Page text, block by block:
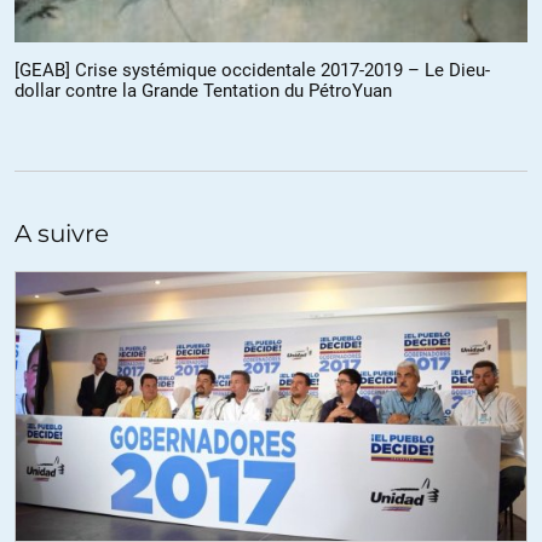
nous, c’est une démocratie».
https://www.youtube.com/watch?
time_continue=1&v=AM5Vg0YSM8g
En fait « Dolphin » arrive dans l’Émirat d’Abou Dhabi. Doubaï est plus
glamour qu’Abou Dhabi mais 19 fois plus petit, à peine plus peuplé
qu’Abou Dhabi, et n’a qu’⅓ de la population totale des ÉAU.
Et puis, on a beau aspirer ou sucer une « pipe », ça n’éclaire rien. Un
gazoduc par contre ya des chance.
» La crise va donc durer » : Je ne parierais pas ma chemise là-dessus
: après sa visite à Moscou, le roi du Sud-Daech a décidé de changer
toute la stratégie de son royaume et de se tourner vers l’islam
modéré : constatant son échec il prépare le terrain pour la fin des
hostilité avec l’Iran ? (Qatar / Yémen / Irak / Syrie).
[GEAB] Crise systémique occidentale 2017-2019 – Le Dieu-
dollar contre la Grande Tentation du PétroYuan
A suivre